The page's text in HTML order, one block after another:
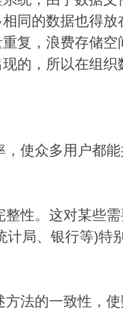
同的数据也得
复，浪费存储
的，所以在组
，使众多用户都
整性。这对某些
计局、银行等)特
方法的一致性，